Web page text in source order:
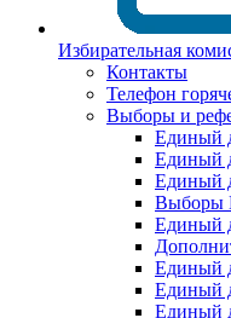
Избирательная
Контакты
Телефон
Выборы и
Единый
Единый
Единый
Выборы
Единый
Единый
Единый
Единый